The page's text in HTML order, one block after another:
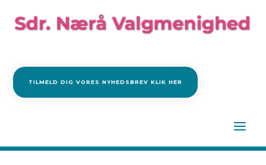
TILMELD DIG VORES NYHEDSBREV KLIK HER